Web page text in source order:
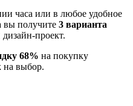
часа или в любое удобное
вы получите 3 варианта
проект.
68% на покупку
на выбор.